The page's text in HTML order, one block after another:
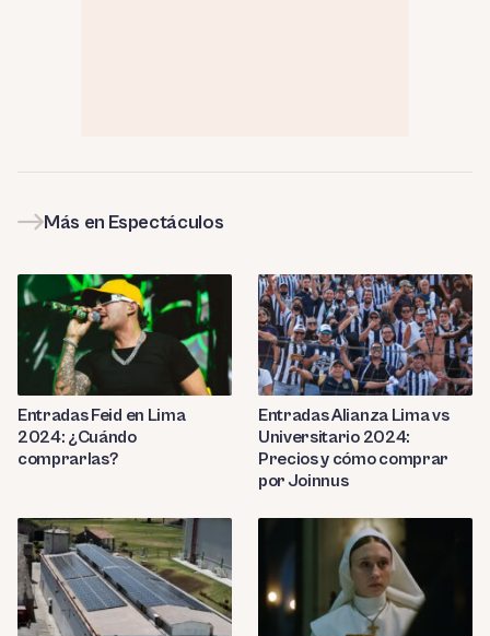
Más en Espectáculos
Entradas Feid en Lima
2024: ¿Cuándo
comprarlas?
Entradas Alianza Lima vs
Universitario 2024:
Precios y cómo comprar
por Joinnus